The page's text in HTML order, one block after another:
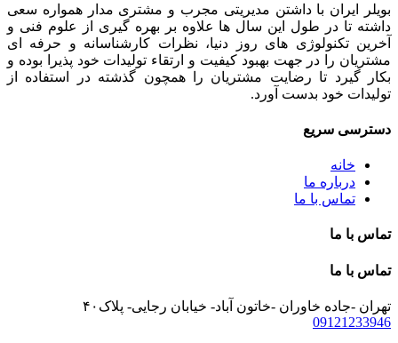
بویلر ایران با داشتن مدیریتی مجرب و مشتری مدار همواره سعی
داشته تا در طول این سال ها علاوه بر بهره گیری از علوم فنی و
آخرین تکنولوژی های روز دنیا، نظرات کارشناسانه و حرفه ای
مشتریان را در جهت بهبود کیفیت و ارتقاء تولیدات خود پذیرا بوده و
بکار گیرد تا رضایت مشتریان را همچون گذشته در استفاده از
تولیدات خود بدست آورد.
دسترسی سریع
خانه
درباره ما
تماس با ما
تماس با ما
تماس با ما
تهران -جاده خاوران -خاتون آباد- خیابان رجایی- پلاک۴۰
09121233946